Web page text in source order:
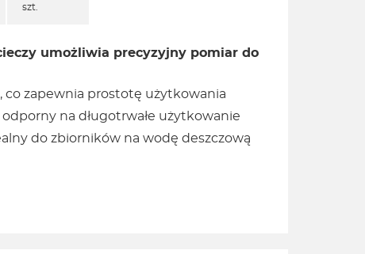
szt.
umożliwia precyzyjny pomiar do
co zapewnia prostotę użytkowania
na długotrwałe użytkowanie
do zbiorników na wodę deszczową